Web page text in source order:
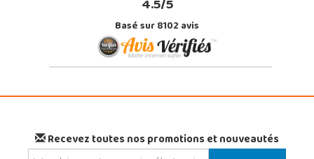
4.5/5
Basé sur 8102 avis
Recevez toutes nos promotions et nouveautés